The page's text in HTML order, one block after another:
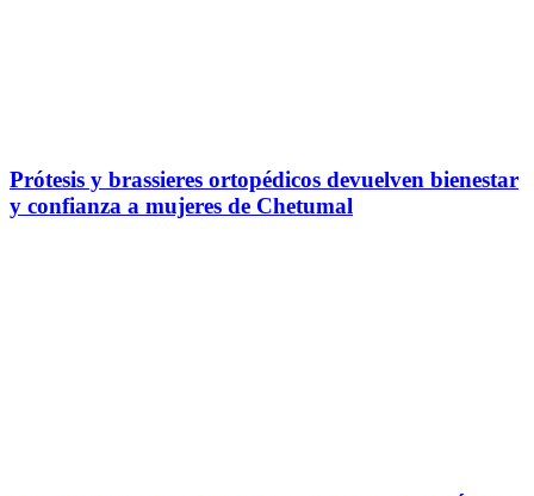
Prótesis y brassieres ortopédicos devuelven bienestar
y confianza a mujeres de Chetumal